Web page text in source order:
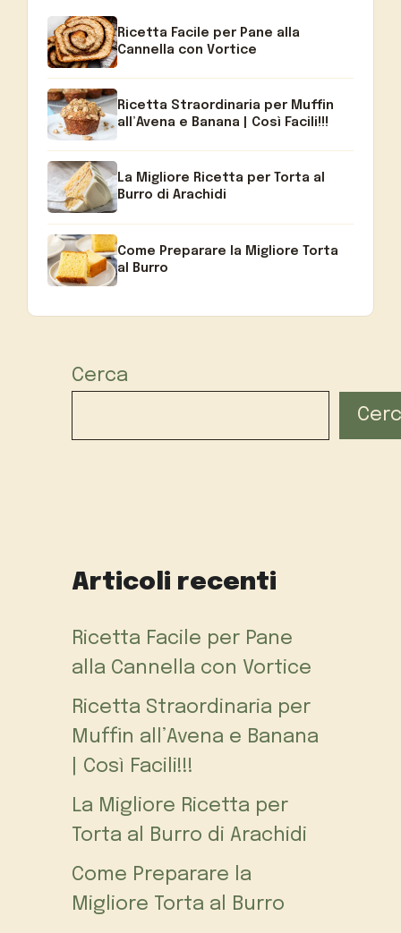
Ricetta Facile per Pane alla
Cannella con Vortice
Ricetta Straordinaria per Muffin
all’Avena e Banana | Così Facili!!!
La Migliore Ricetta per Torta al
Burro di Arachidi
Come Preparare la Migliore Torta
al Burro
Cerca
Articoli recenti
Ricetta Facile per Pane
alla Cannella con Vortice
Ricetta Straordinaria per
Muffin all’Avena e Banana
| Così Facili!!!
La Migliore Ricetta per
Torta al Burro di Arachidi
Come Preparare la
Migliore Torta al Burro